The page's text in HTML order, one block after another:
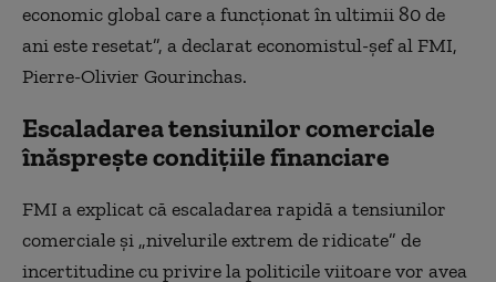
economic global care a funcţionat în ultimii 80 de
ani este resetat”, a declarat economistul-şef al FMI,
Pierre-Olivier Gourinchas.
Escaladarea tensiunilor comerciale
înăsprește condițiile financiare
FMI a explicat că escaladarea rapidă a tensiunilor
comerciale şi „nivelurile extrem de ridicate” de
incertitudine cu privire la politicile viitoare vor avea